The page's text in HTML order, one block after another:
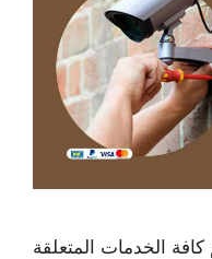
كافة الخدمات المتعلقة